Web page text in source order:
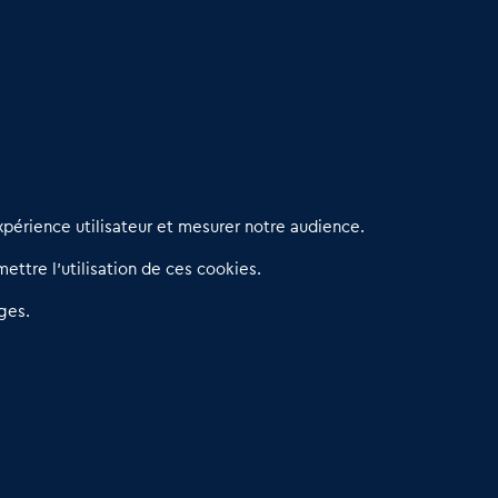
: Un partenariat au service du commerce de
utilisateur et mesurer notre audience.
l’utilisation de ces cookies.